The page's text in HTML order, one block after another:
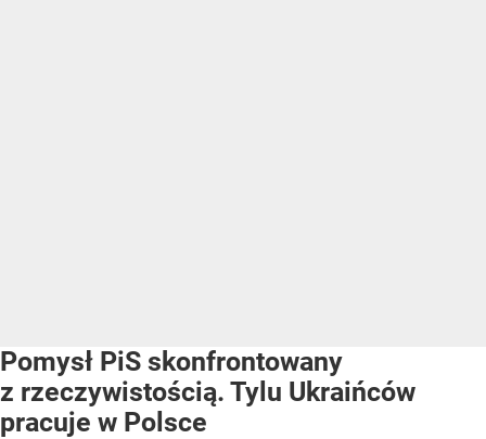
Pomysł PiS skonfrontowany
z rzeczywistością. Tylu Ukraińców
pracuje w Polsce